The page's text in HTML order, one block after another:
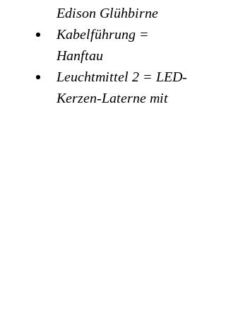
Edison Glühbirne
Kabelführung =
Hanftau
Leuchtmittel 2 = LED-
Kerzen-Laterne mit